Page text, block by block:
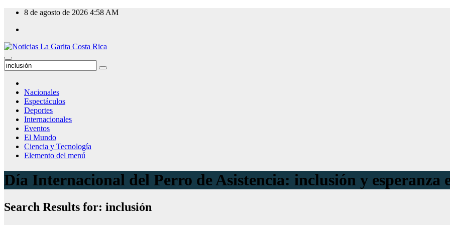
Skip
content
8 de agosto de 2026 4:58 AM
Nacionales
Espectáculos
Deportes
Internacionales
Eventos
El Mundo
Ciencia y Tecnología
Elemento del menú
Día Internacional del Perro de Asistencia: inclusión y esperanza
Search Results for: inclusión